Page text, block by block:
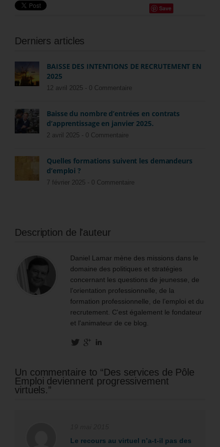
Save
Derniers articles
BAISSE DES INTENTIONS DE RECRUTEMENT EN
2025
12 avril 2025 - 0 Commentaire
Baisse du nombre d’entrées en contrats
d’apprentissage en janvier 2025.
2 avril 2025 - 0 Commentaire
Quelles formations suivent les demandeurs
d’emploi ?
7 février 2025 - 0 Commentaire
Description de l'auteur
Daniel Lamar mène des missions dans le
domaine des politiques et stratégies
concernant les questions de jeunesse, de
l’orientation professionnelle, de la
formation professionnelle, de l’emploi et du
recrutement. C'est également le fondateur
et l'animateur de ce blog.
Un commentaire to “Des services de Pôle
Emploi deviennent progressivement
virtuels.”
Le recours au virtuel n’a-t-il pas des